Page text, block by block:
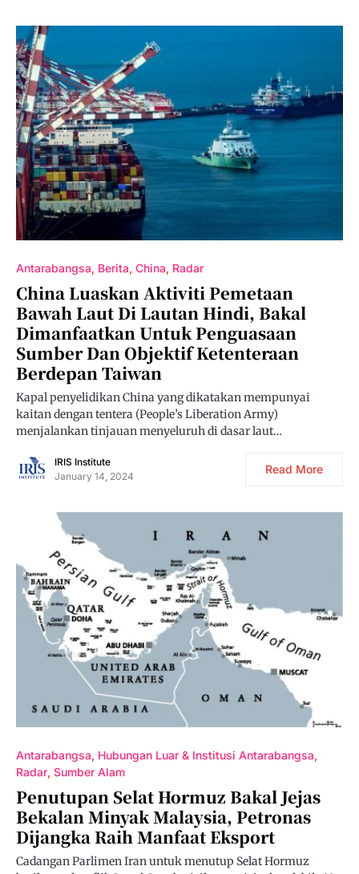
Antarabangsa Berita China Radar
China Luaskan Aktiviti Pemetaan
Bawah Laut Di Lautan Hindi, Bakal
Dimanfaatkan Untuk Penguasaan
Sumber Dan Objektif Ketenteraan
Berdepan Taiwan
Kapal penyelidikan China yang dikatakan mempunyai
kaitan dengan tentera (People’s Liberation Army)
menjalankan tinjauan menyeluruh di dasar laut…
IRIS Institute
January 14, 2024
Read More
Antarabangsa Hubungan Luar & Institusi Antarabangsa
Radar Sumber Alam
Penutupan Selat Hormuz Bakal Jejas
Bekalan Minyak Malaysia, Petronas
Dijangka Raih Manfaat Eksport
Cadangan Parlimen Iran untuk menutup Selat Hormuz